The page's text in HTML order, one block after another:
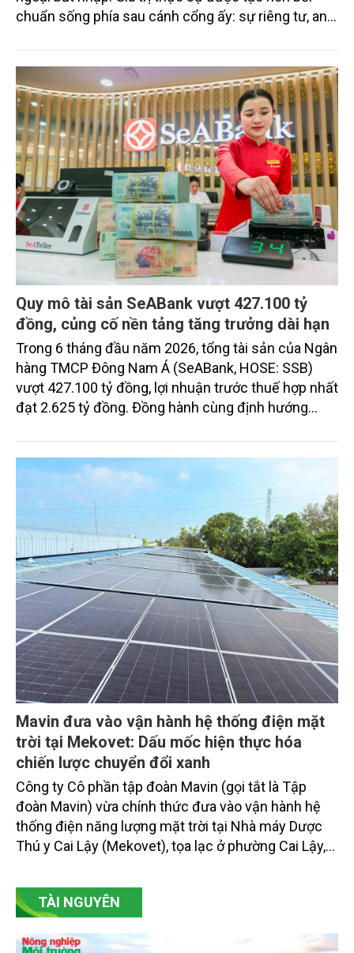
chuẩn sống phía sau cánh cổng ấy: sự riêng tư, an
vụ được thiết kế dành riêng cho họ.
Quy mô tài sản SeABank vượt 427.100 tỷ
đồng, củng cố nền tảng tăng trưởng dài hạn
Trong 6 tháng đầu năm 2026, tổng tài sản của Ngân
hàng TMCP Đông Nam Á (SeABank, HOSE: SSB)
vượt 427.100 tỷ đồng, lợi nhuận trước thuế hợp nhất
đạt 2.625 tỷ đồng. Đồng hành cùng định hướng
SeABank tiếp tục duy trì hoạt động hiệu quả, mở
rộng tín dụng, củng cố nguồn vốn và đảm bảo các
chỉ tiêu an toàn.
Mavin đưa vào vận hành hệ thống điện mặt
trời tại Mekovet: Dấu mốc hiện thực hóa
chiến lược chuyển đổi xanh
Công ty Cô phần tập đoàn Mavin (gọi tắt là Tập
đoàn Mavin) vừa chính thức đưa vào vận hành hệ
thống điện năng lượng mặt trời tại Nhà máy Dược
Thú y Cai Lậy (Mekovet), tọa lạc ở phường Cai Lậy,
TÀI NGUYÊN